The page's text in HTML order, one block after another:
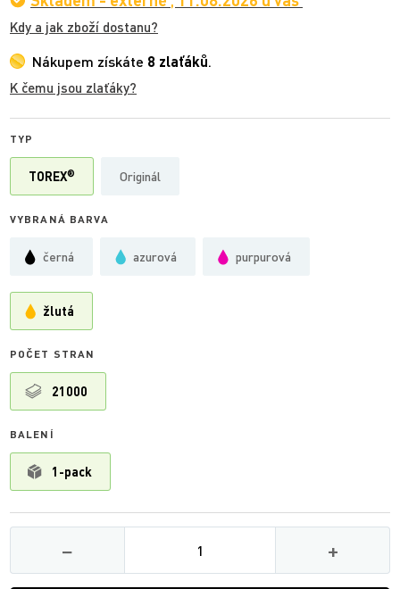
Kdy a jak zboží dostanu?
Nákupem získáte 8 zlaťáků.
K čemu jsou zlaťáky?
TYP
TOREX® Originál
VYBRANÁ BARVA
černá azurová purpurová
žlutá
POČET STRAN
21000
BALENÍ
1-pack
−
Množství
+